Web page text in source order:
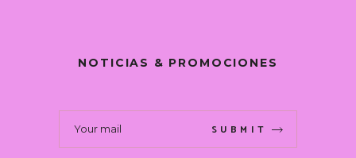
NOTICIAS & PROMOCIONES
SUBMIT